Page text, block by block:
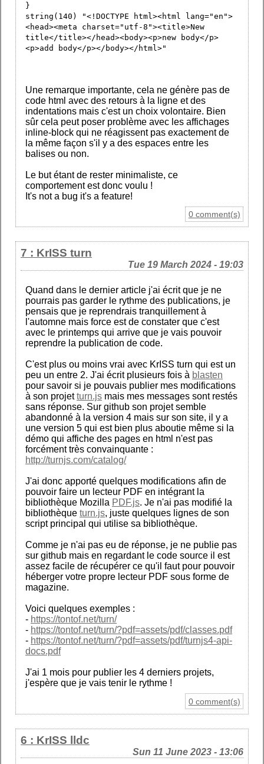
}
string(140) "<!DOCTYPE html><html lang="en">
<head><meta charset="utf-8"><title>New
title</title></head><body><p>new body</p>
<p>add body</p></body></html>"
Une remarque importante, cela ne génère pas de
code html avec des retours à la ligne et des
indentations mais c'est un choix volontaire. Bien
sûr cela peut poser problème avec les affichages
inline-block qui ne réagissent pas exactement de
la même façon s'il y a des espaces entre les
balises ou non.
Le but étant de rester minimaliste, ce
comportement est donc voulu !
It's not a bug it's a feature!
0 comment(s)
7 : KrISS turn
Tue 19 March 2024 - 19:03
Quand dans le dernier article j'ai écrit que je ne
pourrais pas garder le rythme des publications, je
pensais que je reprendrais tranquillement à
l'automne mais force est de constater que c'est
avec le printemps qui arrive que je vais pouvoir
reprendre la publication de code.
C'est plus ou moins vrai avec KrISS turn qui est un
peu un entre 2. J'ai écrit plusieurs fois à blasten
pour savoir si je pouvais publier mes modifications
à son projetturn.js mais mes messages sont restés
sans réponse. Sur github son projet semble
abandonné à la version 4 mais sur son site, il y a
une version 5 qui est bien plus aboutie même si la
démo qui affiche des pages en html n'est pas
forcément très convainquante :
http://turnjs.com/catalog/
J'ai donc apporté quelques modifications afin de
pouvoir faire un lecteur PDF en intégrant la
bibliothèque Mozilla PDF.js. Je n'ai pas modifié la
bibliothèque turn.js, juste quelques lignes de son
script principal qui utilise sa bibliothèque.
Comme je n'ai pas eu de réponse, je ne publie pas
sur github mais en regardant le code source il est
assez facile de récupérer ce qu'il faut pour pouvoir
héberger votre propre lecteur PDF sous forme de
magazine.
Voici quelques exemples :
- https://tontof.net/turn/
- https://tontof.net/turn/?pdf=assets/pdf/classes.pdf
- https://tontof.net/turn/?pdf=assets/pdf/turnjs4-api-
docs.pdf
J'ai 1 mois pour publier les 4 derniers projets,
j'espère que je vais tenir le rythme !
0 comment(s)
6 : KrISS lldc
Sun 11 June 2023 - 13:06